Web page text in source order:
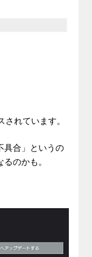
れています。
具合」というの
のかも。